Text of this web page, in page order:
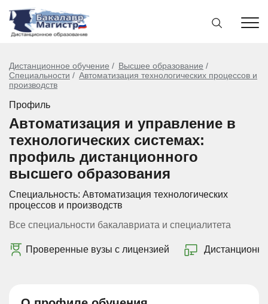
Дистанционное обучение
Высшее образование
Специальности
Автоматизация технологических процессов и
производств
Профиль
Автоматизация и управление в
технологических системах:
профиль дистанционного
высшего образования
Специальность: Автоматизация технологических
процессов и производств
Все специальности бакалавриата и специалитета
Проверенные вузы с лицензией Дистанционно